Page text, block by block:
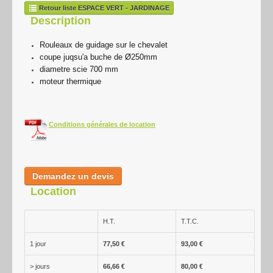
Nettoyage
Retour liste ESPACE VERT - JARDINAGE
Description
Rouleaux de guidage sur le chevalet
coupe juqsu'a buche de Ø250mm
diametre scie 700 mm
moteur thermique
Conditions générales de location
Demandez un devis
Location
H.T. T.T.C.
1 jour 77,50 € 93,00 €
> jours 66,66 € 80,00 €